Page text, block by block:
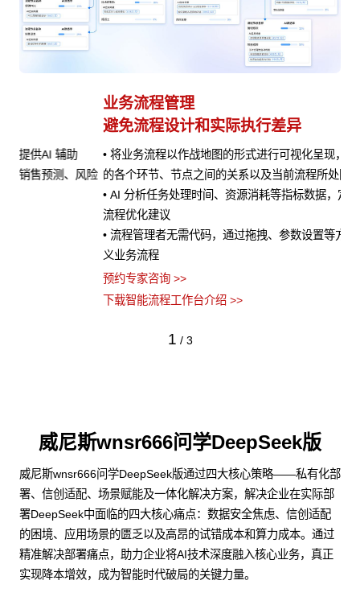
业务流程管理
避免流程设计和实际执行差异
• 将业务流程以作战地图的形式进行可视化呈现，清晰展示流程
的各个环节、节点之间的关系以及当前流程所处阶段
• AI 分析任务处理时间、资源消耗等指标数据，定位瓶颈并提供
• 流程管理者无需代码，通过拖拽、参数设置等方式即可快速定
下载智能流程工作台介绍 >>
1 / 3
威尼斯wnsr666问学DeepSeek版
威尼斯wnsr666问学DeepSeek版通过四大核心策略——私有化部
署、信创适配、场景赋能及一体化解决方案，解决企业在实际部
署DeepSeek中面临的四大核心痛点：数据安全焦虑、信创适配
的困境、应用场景的匮乏以及高昂的试错成本和算力成本。通过
精准解决部署痛点，助力企业将AI技术深度融入核心业务，真正
实现降本增效，成为智能时代破局的关键力量。